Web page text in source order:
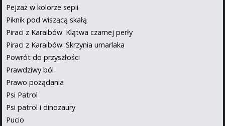
Pejzaż w kolorze sepii
Piknik pod wiszącą skałą
Piraci z Karaibów: Klątwa czarnej perły
Piraci z Karaibów: Skrzynia umarlaka
Powrót do przyszłości
Prawdziwy ból
Prawo pożądania
Psi Patrol
Psi patrol i dinozaury
Pucio